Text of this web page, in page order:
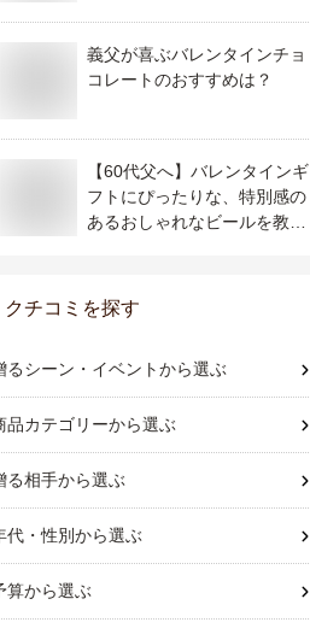
義父が喜ぶバレンタインチョ
コレートのおすすめは？
【60代父へ】バレンタインギ
フトにぴったりな、特別感の
あるおしゃれなビールを教え
クチコミを探す
るシーン・イベントから選ぶ
品カテゴリーから選ぶ
る相手から選ぶ
代・性別から選ぶ
算から選ぶ